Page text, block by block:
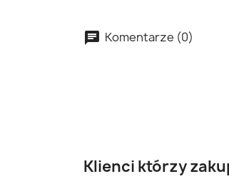
Komentarze (0)
Klienci którzy